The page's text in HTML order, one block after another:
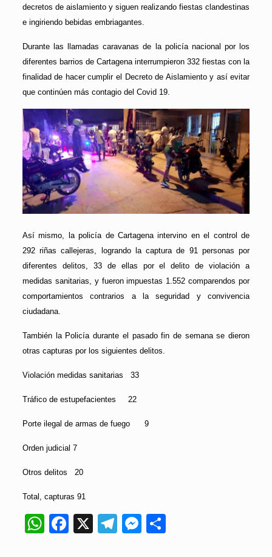
decretos de aislamiento y siguen realizando fiestas clandestinas
e ingiriendo bebidas embriagantes.
Durante las llamadas caravanas de la policía nacional por los
diferentes barrios de Cartagena interrumpieron 332 fiestas con la
finalidad de hacer cumplir el Decreto de Aislamiento y así evitar
que continúen más contagio del Covid 19.
Así mismo, la policía de Cartagena intervino en el control de
292 riñas callejeras, logrando la captura de 91 personas por
diferentes delitos, 33 de ellas por el delito de violación a
medidas sanitarias, y fueron impuestas 1.552 comparendos por
comportamientos contrarios a la seguridad y convivencia
ciudadana.
También la Policía durante el pasado fin de semana se dieron
otras capturas por los siguientes delitos.
Violación medidas sanitarias 33
Tráfico de estupefacientes 22
Porte ilegal de armas de fuego 9
Orden judicial 7
Otros delitos 20
Total, capturas 91
WhatsApp
Facebook
X Telegram
Messenger